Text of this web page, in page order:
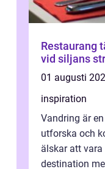
Restaurang tällberg
vid siljans
01 augusti
inspiration
Vandring är
utforska och
älskar att
destination